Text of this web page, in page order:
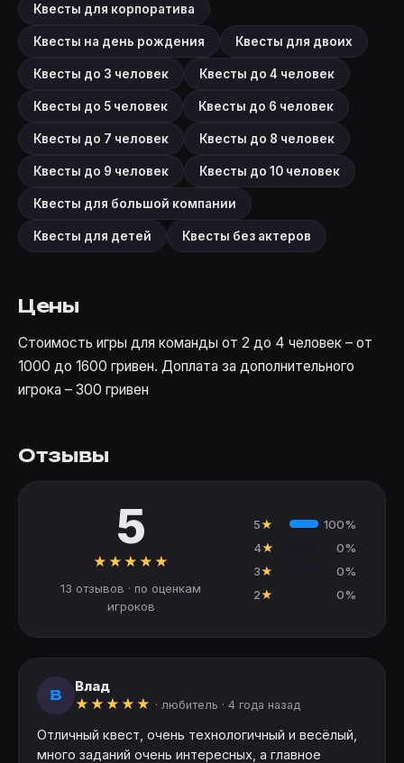
Квесты для корпоратива
Квесты на день рождения Квесты для двоих
Квесты до 3 человек Квесты до 4 человек
Квесты до 5 человек Квесты до 6 человек
Квесты до 7 человек Квесты до 8 человек
Квесты до 9 человек Квесты до 10 человек
Квесты для большой компании
Квесты для детей Квесты без актеров
Цены
Стоимость игры для команды от 2 до 4 человек – от
1000 до 1600 гривен. Доплата за дополнительного
игрока – 300 гривен
Отзывы
5
★ ★ ★ ★ ★
13 отзывов · по оценкам
игроков
5★
100%
4★
0%
3★
0%
2★ 0%
В
Влад
★ ★ ★ ★ ★ · любитель · 4 года назад
Отличный квест, очень технологичный и весёлый,
много заданий очень интересных, а главное